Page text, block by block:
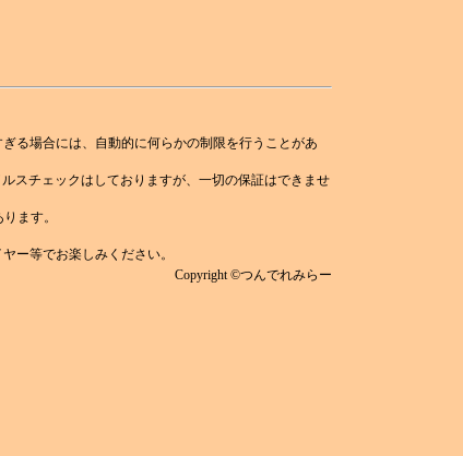
る場合には、自動的に何らかの制限を行うことがあ
スチェックはしておりますが、一切の保証はできませ
ます。
ー等でお楽しみください。
Copyright ©つんでれみらー